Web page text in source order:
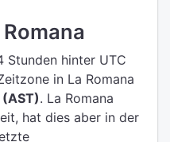
Stunden hinter UTC
in La Romana
. La Romana
hat dies aber in der